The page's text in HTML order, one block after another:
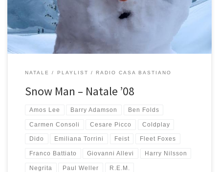
Sretan Božić Mutlu Noeller Срећан Божић Giáng sinh vui vẻ
Eguberri on Fijne kerstdagen Kellemes […]
NATALE PLAYLIST RADIO CASA BASTIANO
Snow Man – Natale ’08
Amos Lee Barry Adamson Ben Folds
Carmen Consoli Cesare Picco Coldplay
Dido Emiliana Torrini Feist Fleet Foxes
Franco Battiato Giovanni Allevi Harry Nilsson
Negrita Paul Weller R.E.M.